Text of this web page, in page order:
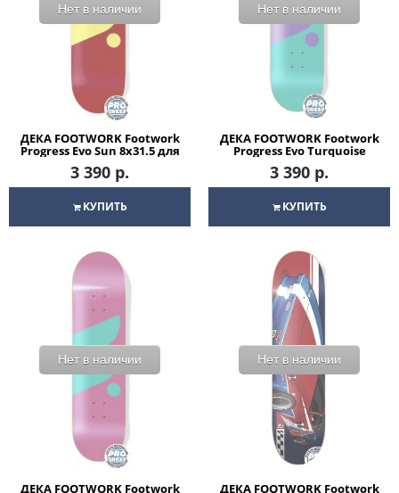
Нет в наличии
ДЕКА FOOTWORK Footwork
Progress Evo Sun 8x31.5 для
скейтборда
3 390 р.
КУПИТЬ
Нет в наличии
ДЕКА FOOTWORK Footwork
Progress Evo Turquoise
8x31.5 для скейтборда
3 390 р.
КУПИТЬ
Нет в наличии
ДЕКА FOOTWORK Footwork
Нет в наличии
ДЕКА FOOTWORK Footwork